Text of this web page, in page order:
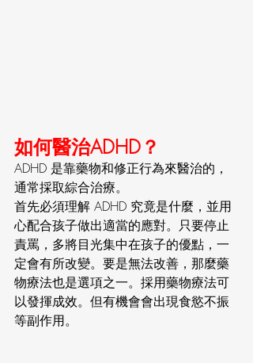
如何醫治ADHD？
ADHD 是靠藥物和修正行為來醫治的，
通常採取綜合治療。
首先必須理解 ADHD 究竟是什麼，並用
心配合孩子做出適當的應對。只要停止
責罵，多將目光集中在孩子的優點，一
定會有所改變。要是無法改善，那麼藥
物療法也是選項之一。採用藥物療法可
以發揮成效。但有機會會出現食慾不振
等副作用。